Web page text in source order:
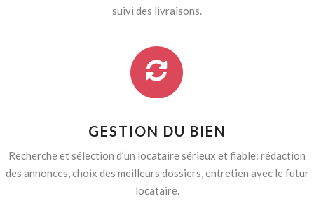
suivi des livraisons.
GESTION DU BIEN
Recherche et sélection d’un locataire sérieux et fiable: rédaction
des annonces, choix des meilleurs dossiers, entretien avec le futur
locataire.